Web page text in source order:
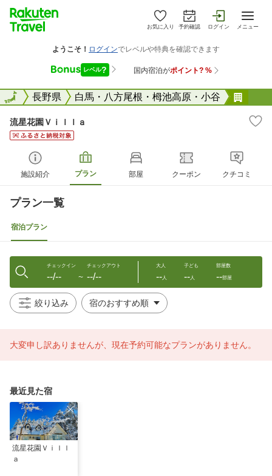
お気に入り 予約確認 ログイン メニュー
全国長野県 白馬・八方尾根・栂池高原・小谷
全国
流星花園Ｖｉｌｌａ
施設紹介 プラン 部屋 クーポン クチコミ
プラン一覧
宿泊プラン
チェックイン
--/-- 〜
チェックアウト
--/--
大人
--人
子ども
--人
部屋数
--部屋
絞り込み
大変申し訳ありませんが、現在予約可能なプランがありません。
最近見た宿
流星花園Ｖｉｌｌ
ａ